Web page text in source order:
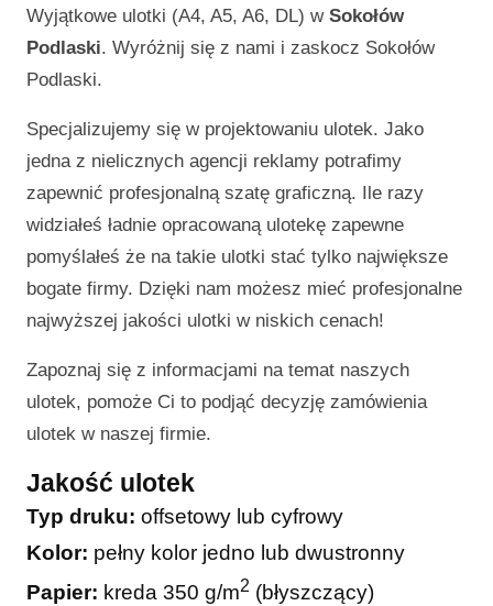
Wyjątkowe ulotki (A4, A5, A6, DL) w Sokołów
Podlaski. Wyróżnij się z nami i zaskocz Sokołów
Podlaski.
Specjalizujemy się w projektowaniu ulotek. Jako
jedna z nielicznych agencji reklamy potrafimy
zapewnić profesjonalną szatę graficzną. Ile razy
widziałeś ładnie opracowaną ulotekę zapewne
pomyślałeś że na takie ulotki stać tylko największe
bogate firmy. Dzięki nam możesz mieć profesjonalne
najwyższej jakości ulotki w niskich cenach!
Zapoznaj się z informacjami na temat naszych
ulotek, pomoże Ci to podjąć decyzję zamówienia
ulotek w naszej firmie.
Jakość ulotek
Typ druku: offsetowy lub cyfrowy
Kolor: pełny kolor jedno lub dwustronny
Papier: kreda 350 g/m2 (błyszczący)